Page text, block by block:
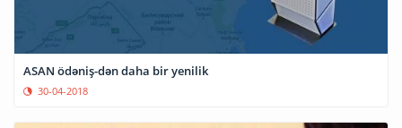
ASAN ödəniş-dən daha bir yenilik
30-04-2018